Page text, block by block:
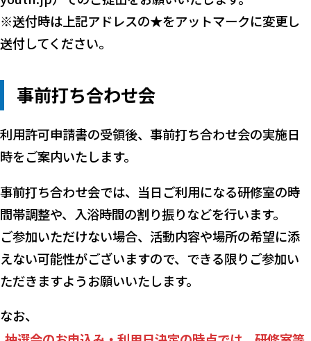
※送付時は上記アドレスの★をアットマークに変更し
送付してください。
事前打ち合わせ会
利用許可申請書の受領後、事前打ち合わせ会の実施日
時をご案内いたします。
事前打ち合わせ会では、当日ご利用になる研修室の時
間帯調整や、入浴時間の割り振りなどを行います。
ご参加いただけない場合、活動内容や場所の希望に添
えない可能性がございますので、できる限りご参加い
ただきますようお願いいたします。
なお、